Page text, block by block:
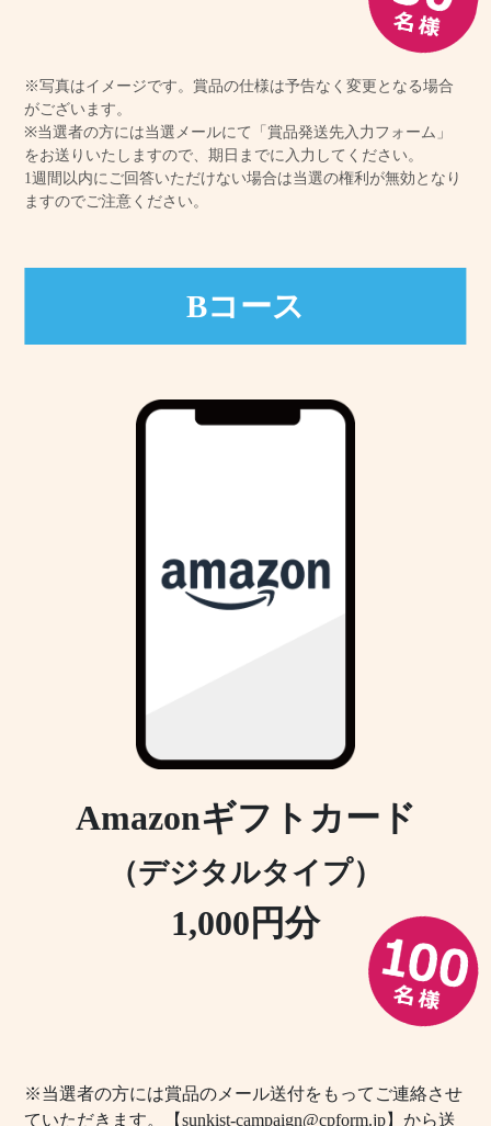
※写真はイメージです。賞品の仕様は予告なく変更となる場合
がございます。
※当選者の方には当選メールにて「賞品発送先入力フォーム」
をお送りいたしますので、期日までに入力してください。
1週間以内にご回答いただけない場合は当選の権利が無効となり
ますのでご注意ください。
Bコース
Amazonギフトカード
（デジタルタイプ）
1,000円分
※当選者の方には賞品のメール送付をもってご連絡させ
ていただきます。【sunkist-campaign@cpform.jp】から送